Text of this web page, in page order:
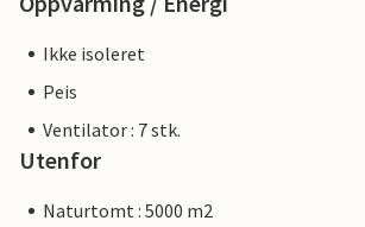
Ikke isoleret
Peis
Ventilator : 7 stk.
Utenfor
Naturtomt : 5000 m2